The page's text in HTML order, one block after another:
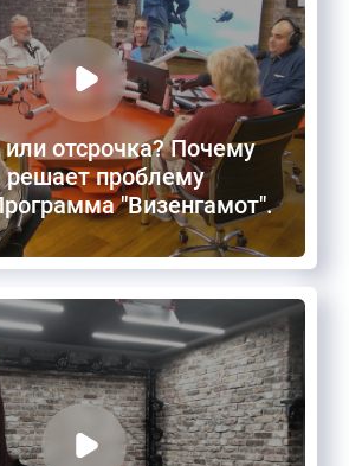
отсрочка? Почему
решает проблему
"Визенгамот".